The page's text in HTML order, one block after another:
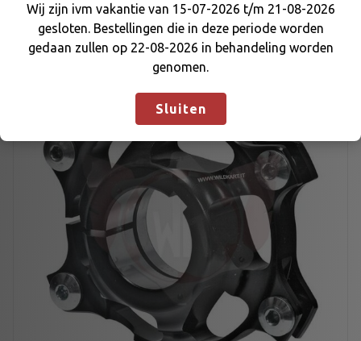
€56,05
Wij zijn ivm vakantie van 15-07-2026 t/m 21-08-
2026 gesloten. Bestellingen die in deze periode
worden gedaan zullen op 22-08-2026 in
behandeling worden genomen.Negeren
Wij zijn ivm vakantie van 15-07-2026 t/m 21-08-2026
gesloten. Bestellingen die in deze periode worden
gedaan zullen op 22-08-2026 in behandeling worden
genomen.
Sluiten